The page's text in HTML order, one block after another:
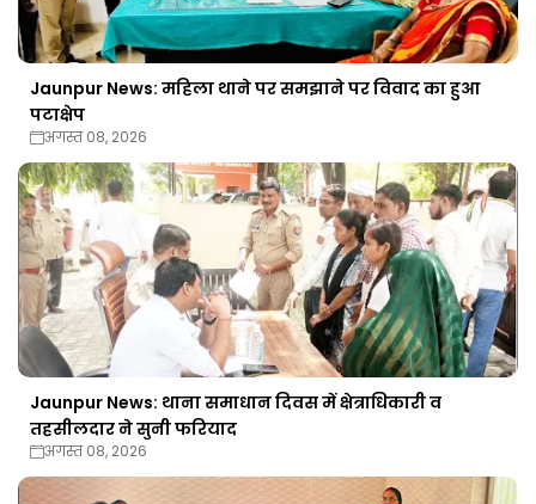
Jaunpur News: महिला थाने पर समझाने पर विवाद का हुआ
पटाक्षेप
अगस्त 08, 2026
Jaunpur News: थाना समाधान दिवस में क्षेत्राधिकारी व
तहसीलदार ने सुनी फरियाद
अगस्त 08, 2026